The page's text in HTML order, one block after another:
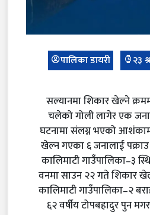
पालिका डायरी २३
सल्यानमा शिकार खेल्ने
चलेको गोली लागेर एक
घटनामा संलग्न भएको
खेल्न गएका ६ जनालाई
कालिमाटी गाउँपालिका–३
वनमा साउन २२ गते शिकार
कालिमाटी गाउँपालिका–२
६२ वर्षीय टोपबहादुर पुन